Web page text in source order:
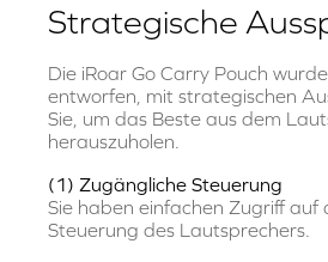
Strategische
Die iRoar Go Carry Pouch
entworfen, mit strategischen
Sie, um das Beste aus dem
herauszuholen.
(1) Zugängliche Steuerung
Sie haben einfachen Zugriff auf
Steuerung des Lautsprechers.